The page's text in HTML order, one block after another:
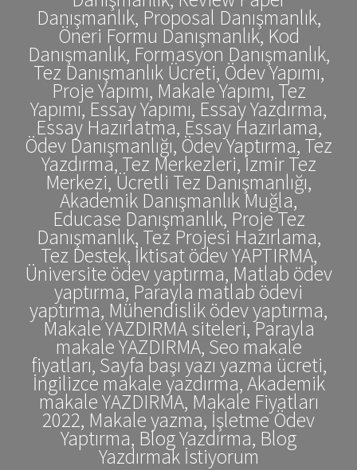
Danışmanlık, Proposal Danışmanlık,
Öneri Formu Danışmanlık, Kod
Danışmanlık, Formasyon Danışmanlık,
Tez Danışmanlık Ücreti, Ödev Yapımı,
Proje Yapımı, Makale Yapımı, Tez
Yapımı, Essay Yapımı, Essay Yazdırma,
Essay Hazırlatma, Essay Hazırlama,
Ödev Danışmanlığı, Ödev Yaptırma, Tez
Yazdırma, Tez Merkezleri, İzmir Tez
Merkezi, Ücretli Tez Danışmanlığı,
Akademik Danışmanlık Muğla,
Educase Danışmanlık, Proje Tez
Danışmanlık, Tez Projesi Hazırlama,
Tez Destek, İktisat ödev YAPTIRMA,
Üniversite ödev yaptırma, Matlab ödev
yaptırma, Parayla matlab ödevi
yaptırma, Mühendislik ödev yaptırma,
Makale YAZDIRMA siteleri, Parayla
makale YAZDIRMA, Seo makale
fiyatları, Sayfa başı yazı yazma ücreti,
İngilizce makale yazdırma, Akademik
makale YAZDIRMA, Makale Fiyatları
2022, Makale yazma, İşletme Ödev
Yaptırma, Blog Yazdırma, Blog
Yazdırmak İstiyorum